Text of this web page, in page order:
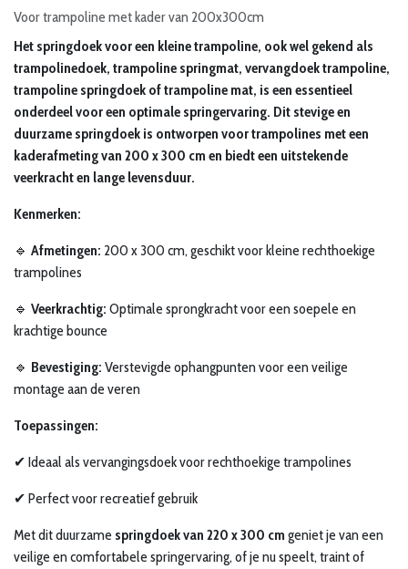
Voor trampoline met kader van 200x300cm
Het springdoek voor een kleine trampoline, ook wel gekend als
trampolinedoek, trampoline springmat, vervangdoek trampoline,
trampoline springdoek of trampoline mat, is een essentieel
onderdeel voor een optimale springervaring. Dit stevige en
duurzame springdoek is ontworpen voor trampolines met een
kaderafmeting van 200 x 300 cm en biedt een uitstekende
veerkracht en lange levensduur.
Kenmerken:
🔹 Afmetingen: 200 x 300 cm, geschikt voor kleine rechthoekige
trampolines
🔹 Veerkrachtig: Optimale sprongkracht voor een soepele en
krachtige bounce
🔹 Bevestiging: Verstevigde ophangpunten voor een veilige
montage aan de veren
Toepassingen:
✔ Ideaal als vervangingsdoek voor rechthoekige trampolines
✔ Perfect voor recreatief gebruik
Met dit duurzame springdoek van 220 x 300 cm geniet je van een
veilige en comfortabele springervaring, of je nu speelt, traint of